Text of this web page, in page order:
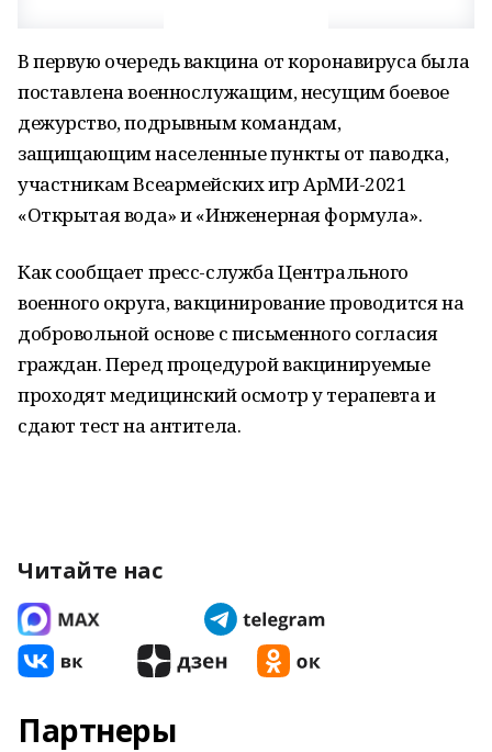
В первую очередь вакцина от коронавируса была
поставлена военнослужащим, несущим боевое
дежурство, подрывным командам,
защищающим населенные пункты от паводка,
участникам Всеармейских игр АрМИ-2021
«Открытая вода» и «Инженерная формула».
Как сообщает пресс-служба Центрального
военного округа, вакцинирование проводится на
добровольной основе с письменного согласия
граждан. Перед процедурой вакцинируемые
проходят медицинский осмотр у терапевта и
сдают тест на антитела.
Читайте нас
Партнеры